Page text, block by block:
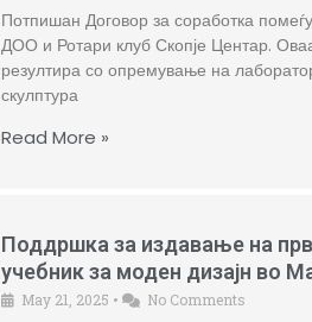
Потпишан Договор за соработка
ДОО и Ротари клуб Скопје Центар.
резултира со опремување на
скулптура
Read More »
Поддршка за издавање на
учебник за моден дизајн во
May 21, 2025 • No Comments